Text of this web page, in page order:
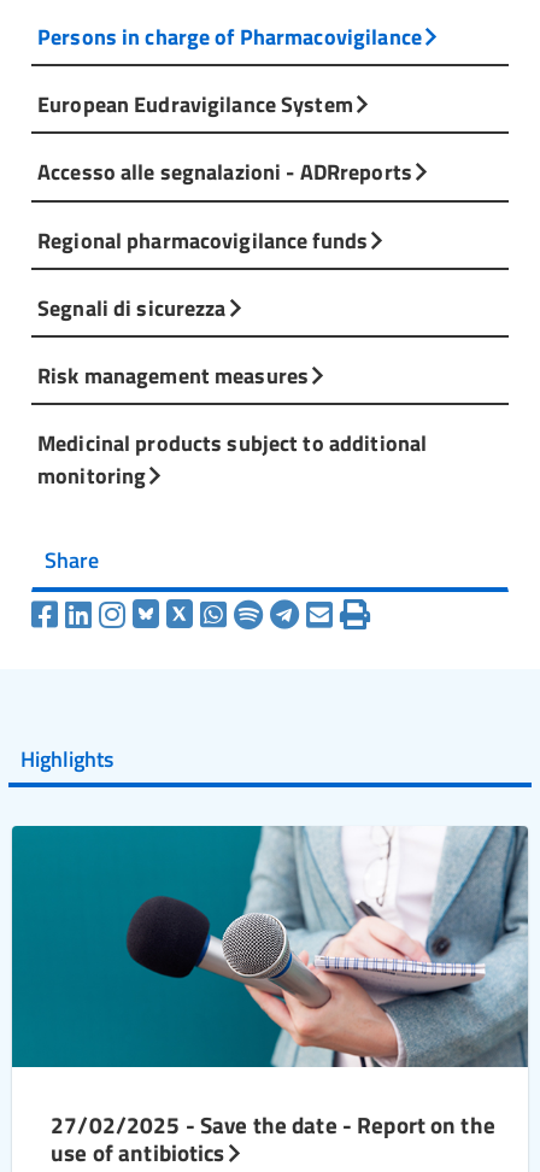
Persons in charge of Pharmacovigilance
European Eudravigilance System
Accesso alle segnalazioni - ADRreports
Regional pharmacovigilance funds
Segnali di sicurezza
Risk management measures
Medicinal products subject to additional
monitoring
Share
Highlights
27/02/2025 - Save the date - Report on the
use of antibiotics